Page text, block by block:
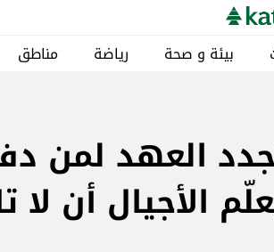
بيئة و صحة رياضة مناطق
العهد لمن
الأجيال أن لا